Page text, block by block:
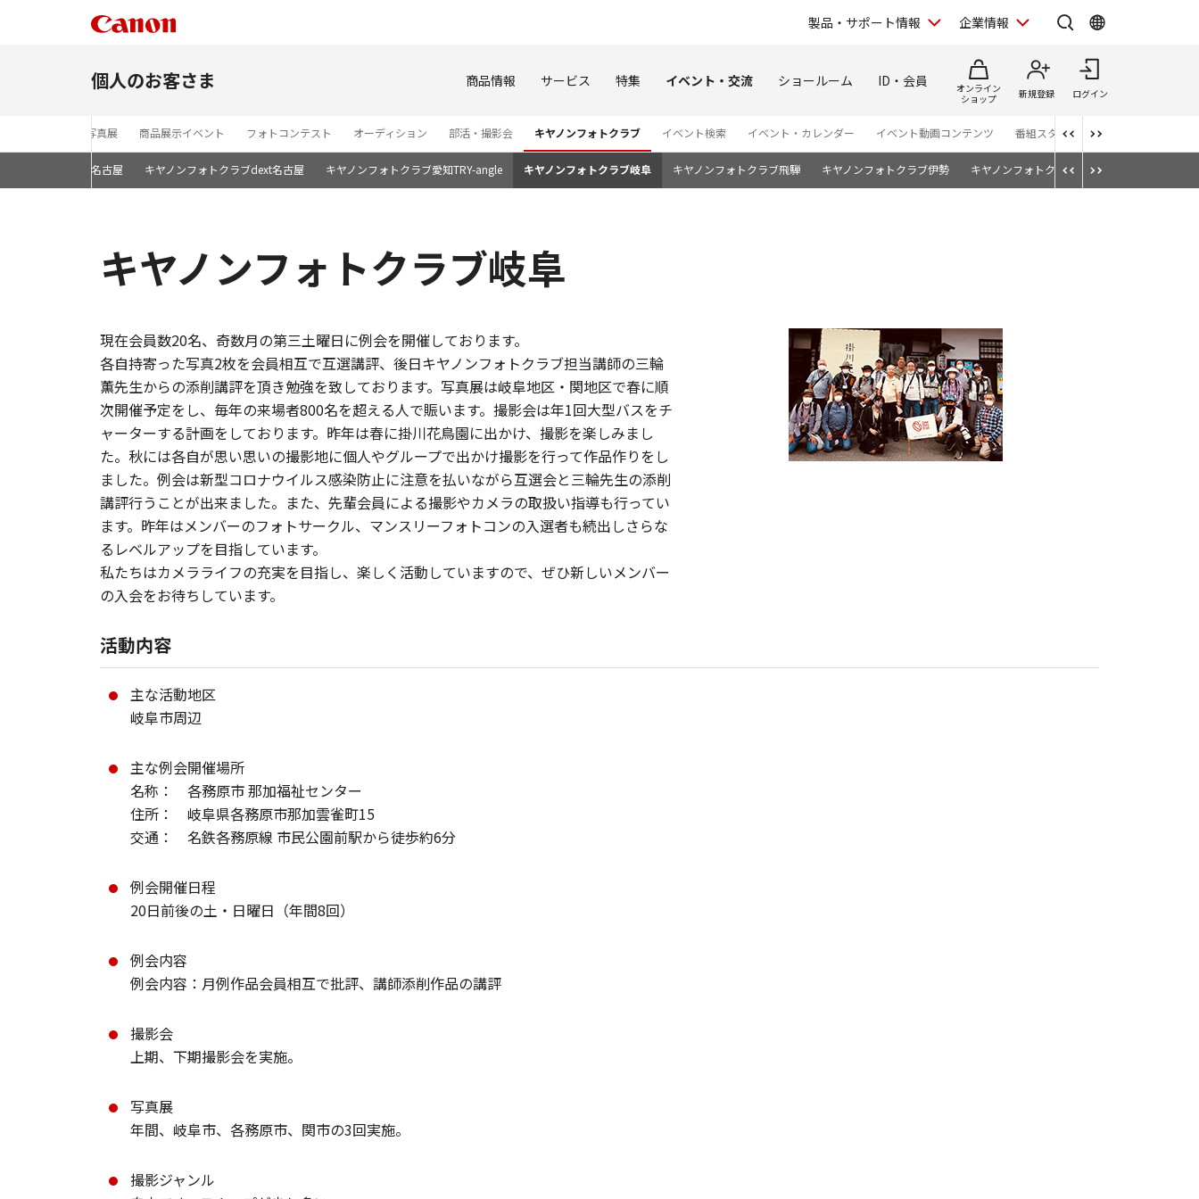
製品・サポート情報 企業情報
個人のお客さま 商品情報 サービス 特集 イベント・交流 ショールーム ID・会員
オンライン
ショップ
新規登録 ログイン
写真展 商品展示イベント フォトコンテスト オーディション 部活・撮影会 キヤノンフォトクラブ イベント検索 イベント・カレンダー イベント動画コンテンツ 番組スタッフが語る TBS「世界遺産
ォトクラブ With名古屋 キヤノンフォトクラブdext名古屋 キヤノンフォトクラブ愛知TRY-angle キヤノンフォトクラブ岐阜 キヤノンフォトクラブ飛騨 キヤノンフォトクラブ伊勢 キヤノンフォトクラブ名古屋
キヤノンフォトクラブ岐阜
現在会員数20名、奇数月の第三土曜日に例会を開催しております。
各自持寄った写真2枚を会員相互で互選講評、後日キヤノンフォトクラブ担当講師の三輪
薫先生からの添削講評を頂き勉強を致しております。写真展は岐阜地区・関地区で春に順
次開催予定をし、毎年の来場者800名を超える人で賑います。撮影会は年1回大型バスをチ
ャーターする計画をしております。昨年は春に掛川花鳥園に出かけ、撮影を楽しみまし
た。秋には各自が思い思いの撮影地に個人やグループで出かけ撮影を行って作品作りをし
ました。例会は新型コロナウイルス感染防止に注意を払いながら互選会と三輪先生の添削
講評行うことが出来ました。また、先輩会員による撮影やカメラの取扱い指導も行ってい
ます。昨年はメンバーのフォトサークル、マンスリーフォトコンの入選者も続出しさらな
るレベルアップを目指しています。
私たちはカメラライフの充実を目指し、楽しく活動していますので、ぜひ新しいメンバー
の入会をお待ちしています。
活動内容
主な活動地区
岐阜市周辺
主な例会開催場所
名称： 各務原市 那加福祉センター
住所： 岐阜県各務原市那加雲雀町15
交通： 名鉄各務原線 市民公園前駅から徒歩約6分
例会開催日程
20日前後の土・日曜日（年間8回）
例会内容
例会内容：月例作品会員相互で批評、講師添削作品の講評
撮影会
上期、下期撮影会を実施。
写真展
年間、岐阜市、各務原市、関市の3回実施。
撮影ジャンル